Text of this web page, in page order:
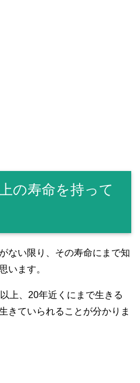
の寿命を持って
ない限り、その寿命にまで知
います。
上、20年近くにまで生きる
きていられることが分かりま